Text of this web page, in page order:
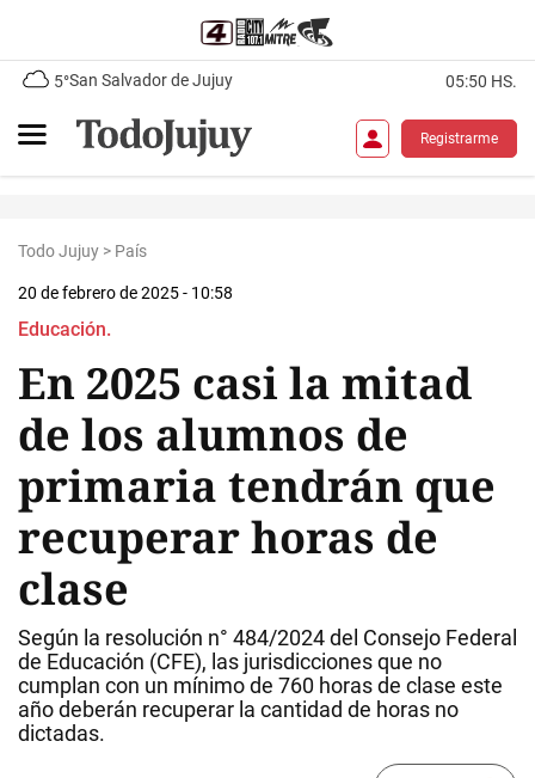
5°San Salvador de Jujuy 05:50 HS.
Registrarme
Todo Jujuy > País
20 de febrero de 2025 - 10:58
Educación.
En 2025 casi la mitad
de los alumnos de
primaria tendrán que
recuperar horas de
clase
Según la resolución n° 484/2024 del Consejo Federal
de Educación (CFE), las jurisdicciones que no
cumplan con un mínimo de 760 horas de clase este
año deberán recuperar la cantidad de horas no
dictadas.